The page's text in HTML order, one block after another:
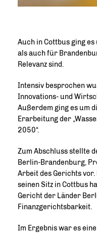
Auch in Cottbus ging
als auch für
Relevanz sind.
Intensiv besprochen
Innovations- und
Außerdem ging es um
Erarbeitung der
2050“.
Zum Abschluss stellte
Berlin-Brandenburg,
Arbeit des Gerichts
seinen Sitz in Cottbus
Gericht der Länder
Finanzgerichtsbarkeit.
Im Ergebnis war es